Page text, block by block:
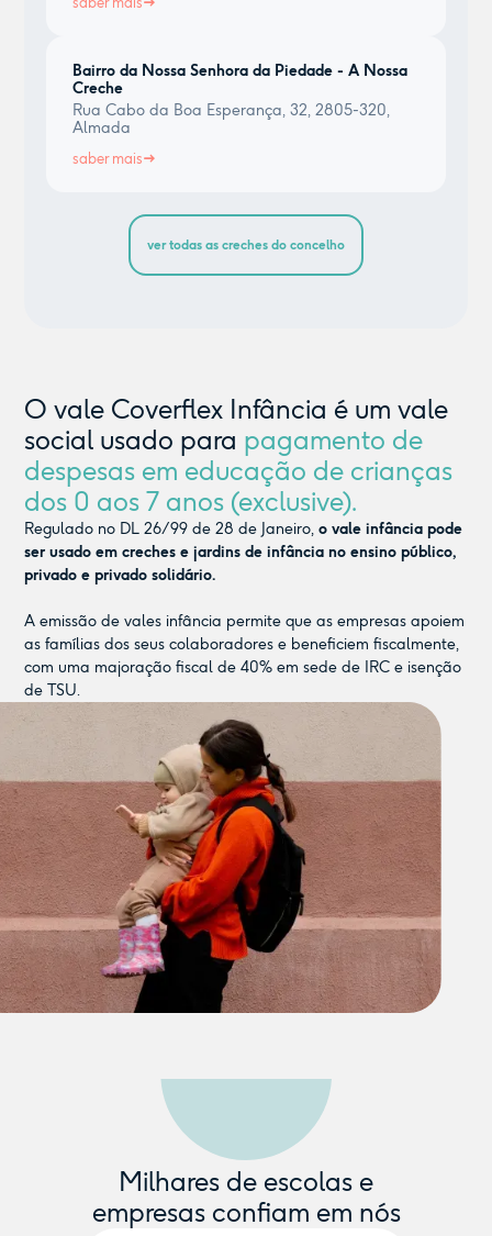
Bairro da Nossa Senhora da Piedade - A Nossa
Creche
Rua Cabo da Boa Esperança, 32, 2805-320,
Almada
saber mais
ver todas as creches do concelho
O vale Coverflex Infância é um vale
social usado para pagamento de
despesas em educação de crianças
dos 0 aos 7 anos (exclusive).
Regulado no DL 26/99 de 28 de Janeiro,o vale infância pode
ser usado em creches e jardins de infância no ensino público,
privado e privado solidário.
A emissão de vales infância permite que as empresas apoiem
as famílias dos seus colaboradores e beneficiem fiscalmente,
com uma majoração fiscal de 40% em sede de IRC e isenção
de TSU.
Milhares de escolas e
empresas confiam em nós